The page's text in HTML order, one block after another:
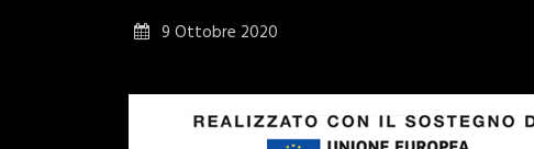
9 Ottobre 2020